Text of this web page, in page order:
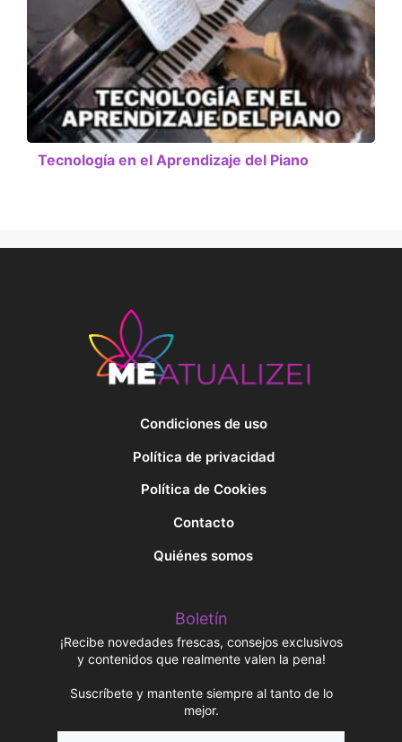
Tecnología en el Aprendizaje del Piano
Condiciones de uso
Política de privacidad
Política de Cookies
Contacto
Quiénes somos
Boletín
¡Recibe novedades frescas, consejos exclusivos
y contenidos que realmente valen la pena!
Suscríbete y mantente siempre al tanto de lo
mejor.